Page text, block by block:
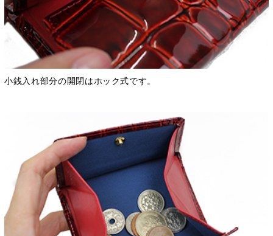
小銭入れ部分の開閉はホック式です。